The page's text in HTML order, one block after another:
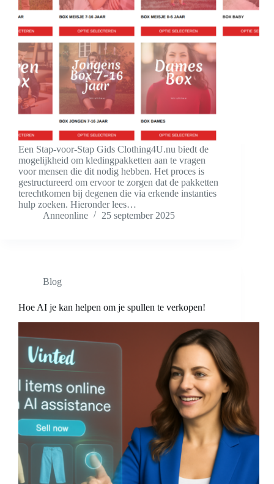
Een Stap-voor-Stap Gids Clothing4U.nu biedt de
mogelijkheid om kledingpakketten aan te vragen
voor mensen die dit nodig hebben. Het proces is
gestructureerd om ervoor te zorgen dat de pakketten
terechtkomen bij degenen die via erkende instanties
hulp zoeken. Hieronder lees…
Anneonline
25 september 2025
Blog
Hoe AI je kan helpen om je spullen te verkopen!